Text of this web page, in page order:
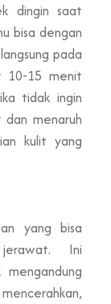
dingin saat
bisa dengan
pada
10-15 menit
tidak ingin
menaruh
kulit yang
yang bisa
Ini